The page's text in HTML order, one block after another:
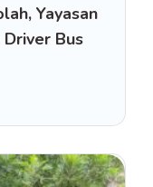
Yayasan
Bus